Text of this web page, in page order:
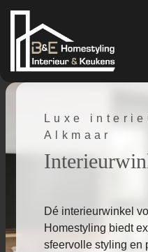
Luxe
Alkmaar
Dé interieurwinkel
Homestyling biedt
sfeervolle styling en